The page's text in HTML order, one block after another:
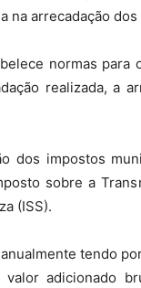
na arrecadação
normas para
realizada, a
dos impostos
sobre a
(ISS).
tendo
adicionado